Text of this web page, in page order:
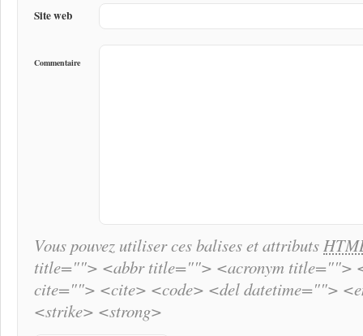
Site web
Commentaire
Vous pouvez utiliser ces balises et attributs
title=""> <abbr title=""> <acronym title="">
cite=""> <cite> <code> <del datetime="">
<strike> <strong>